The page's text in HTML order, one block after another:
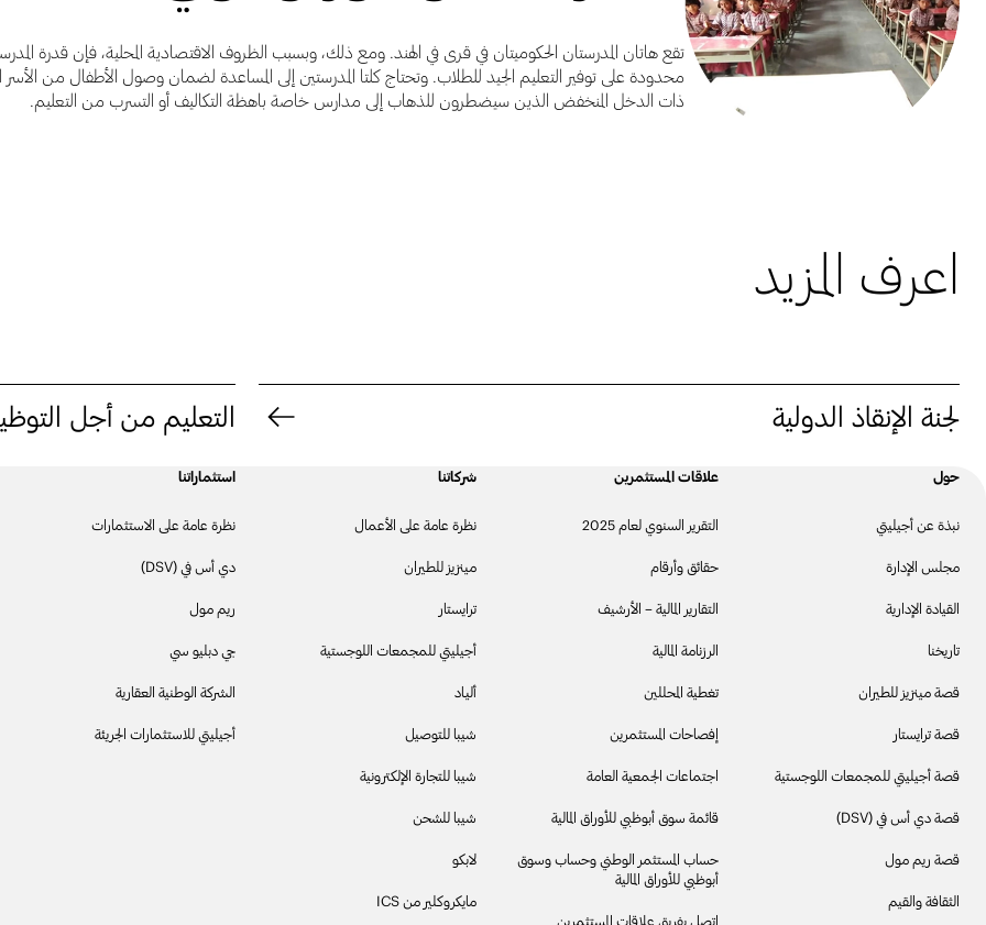
تقع هاتان المدرستان الحكوميتان في قرى في الهند. ومع ذلك، وبسبب الظروف الاقتصادية المحلية، فإن قدرة
محدودة على توفير التعليم الجيد للطلاب. وتحتاج كلتا المدرستين إلى المساعدة لضمان وصول الأطفال من الأسر
ذات الدخل المنخفض الذين سيضطرون للذهاب إلى مدارس خاصة باهظة التكاليف أو التسرب من التعليم.
اعرف المزيد
لجنة الإنقاذ الدولية التعليم من أجل
حول
نبذة عن أجيليتي
مجلس الإدارة
القيادة الإدارية
تاريخنا
قصة مينزيز للطيران
قصة ترايستار
قصة أجيليتي للمجمعات اللوجستية
قصة دي أس في (DSV)
قصة ريم مول
الثقافة والقيم
علاقات المستثمرين
التقرير السنوي لعام 2025
حقائق وأرقام
التقارير المالية – الأرشيف
الرزنامة المالية
تغطية المحللين
إفصاحات المستثمرين
اجتماعات الجمعية العامة
قائمة سوق أبوظبي للأوراق المالية
حساب المستثمر الوطني وحساب وسوق
أبوظبي للأوراق المالية
اتصل بفريق علاقات المستثمرين
شركاتنا
نظرة عامة على الأعمال
مينزيز للطيران
ترايستار
أجيليتي للمجمعات اللوجستية
أليـاد
شيبا للتوصيل
شيبا للتجارة الإلكترونية
شيبا للشحن
لابكو
مايكروكلير من ICS
استثماراتنا
نظرة عامة على الاستثمارات
دي أس في (DSV)
ريم مول
جي دبليو سي
الشركة الوطنية العقارية
أجيليتي للاستثمارات الجريئة